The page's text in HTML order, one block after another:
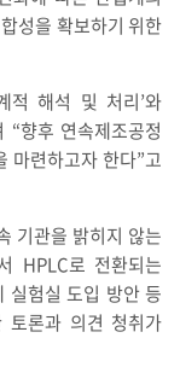
성을 확보하기 위한
적 해석 및 처리’와
“향후 연속제조공정
마련하고자 한다”고
기관을 밝히지 않는
HPLC로 전환되는
실험실 도입 방안 등
토론과 의견 청취가